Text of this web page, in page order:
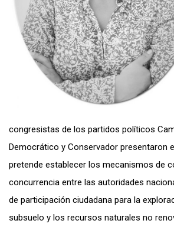
congresistas de los partidos políticos
Democrático y Conservador presentaron
pretende establecer los mecanismos de
concurrencia entre las autoridades
de participación ciudadana para la
subsuelo y los recursos naturales no